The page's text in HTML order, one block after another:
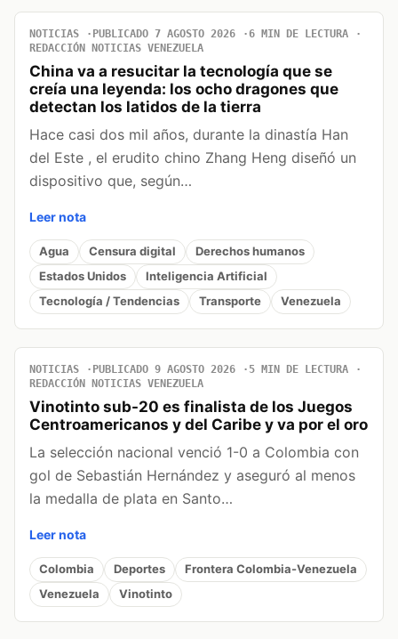
NOTICIAS PUBLICADO 7 AGOSTO 2026
6 MIN DE LECTURA
REDACCIÓN NOTICIAS VENEZUELA
China va a resucitar la tecnología que se
creía una leyenda: los ocho dragones que
detectan los latidos de la tierra
Hace casi dos mil años, durante la dinastía Han
del Este , el erudito chino Zhang Heng diseñó un
dispositivo que, según…
Leer nota
Agua Censura digital
Derechos humanos
Estados Unidos
Inteligencia Artificial
Tecnología / Tendencias
Transporte Venezuela
NOTICIAS PUBLICADO 9 AGOSTO 2026
5 MIN DE LECTURA
REDACCIÓN NOTICIAS VENEZUELA
Vinotinto sub-20 es finalista de los Juegos
Centroamericanos y del Caribe y va por el oro
La selección nacional venció 1-0 a Colombia con
gol de Sebastián Hernández y aseguró al menos
la medalla de plata en Santo…
Leer nota
Colombia Deportes
Frontera Colombia-Venezuela
Venezuela
Vinotinto